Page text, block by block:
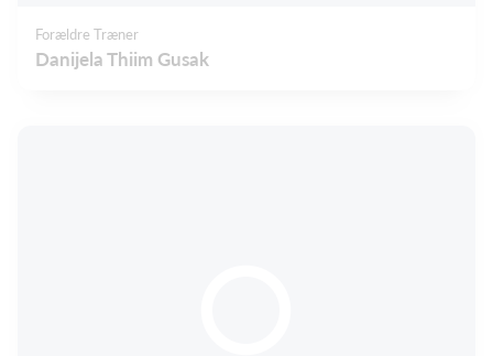
Forældre Træner
Danijela Thiim Gusak